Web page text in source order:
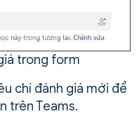
trong form
chí đánh giá mới để
trên Teams.